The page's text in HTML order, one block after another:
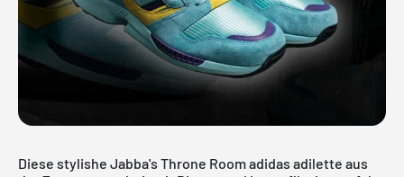
Diese stylishe Jabba's Throne Room adidas adilette aus